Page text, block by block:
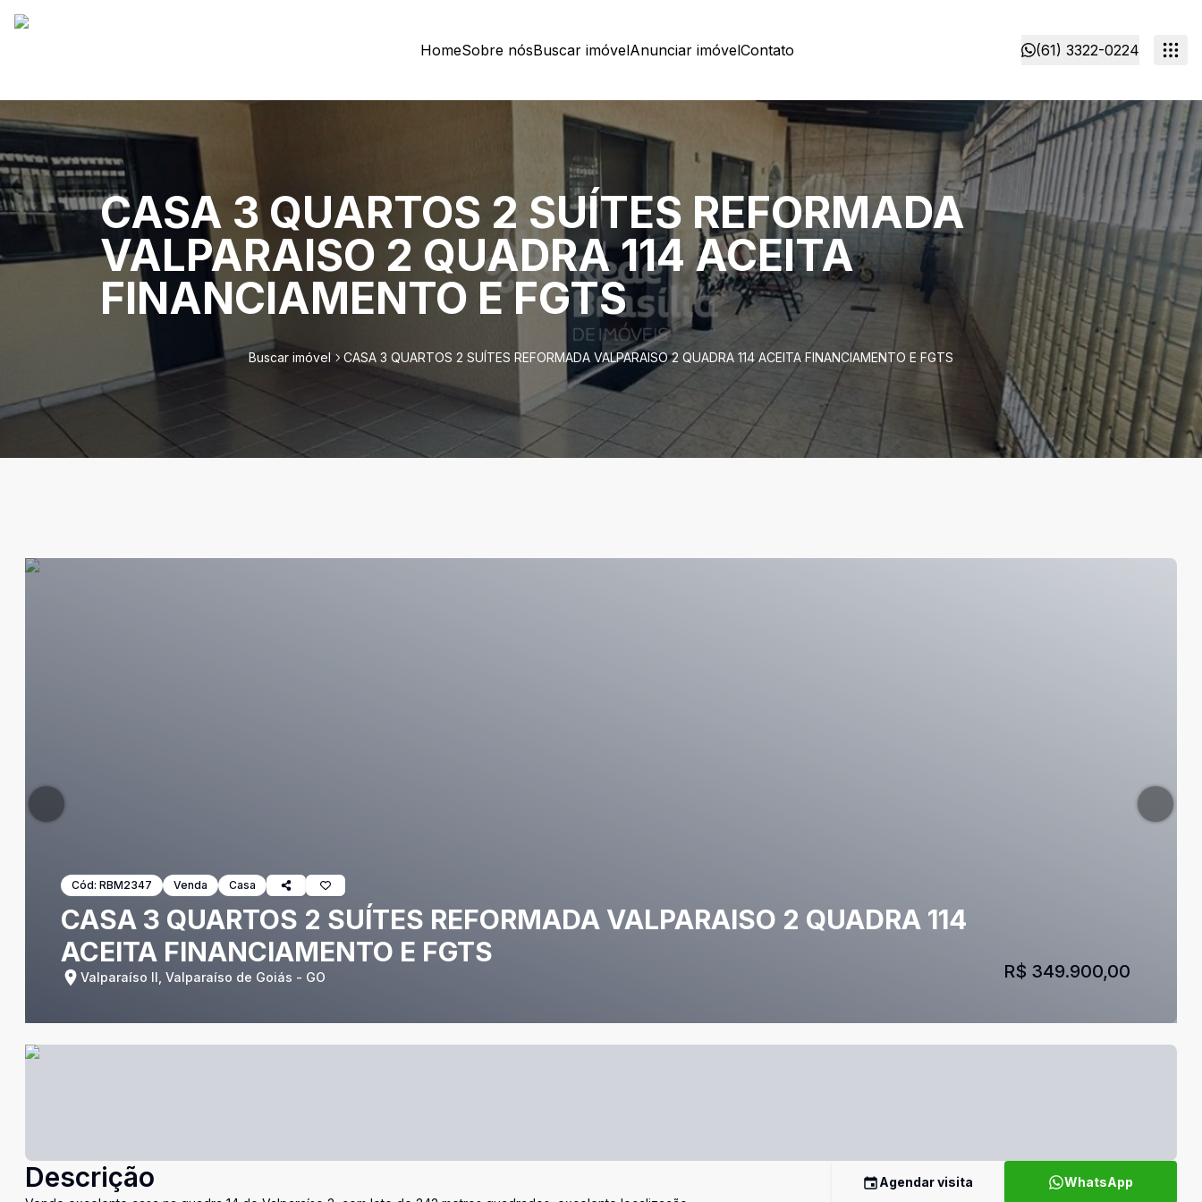
HomeSobre nósBuscar imóvelAnunciar imóvelContato (61) 3322-0224
CASA 3 QUARTOS 2 SUÍTES REFORMADA
VALPARAISO 2 QUADRA 114 ACEITA
FINANCIAMENTO E FGTS
Buscar imóvel CASA 3 QUARTOS 2 SUÍTES REFORMADA VALPARAISO 2 QUADRA 114 ACEITA FINANCIAMENTO E FGTS
Cód: RBM2347 Venda Casa
CASA 3 QUARTOS 2 SUÍTES REFORMADA VALPARAISO 2 QUADRA 114
ACEITA FINANCIAMENTO E FGTS
Valparaíso II, Valparaíso de Goiás - GO R$ 349.900,00
Descrição Agendar visita WhatsApp